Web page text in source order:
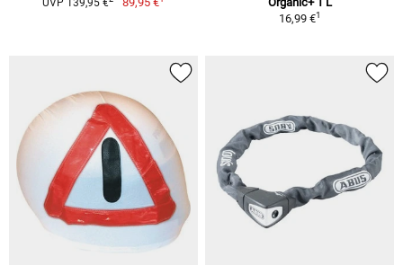
UVP 139,95 €
16,99 €1